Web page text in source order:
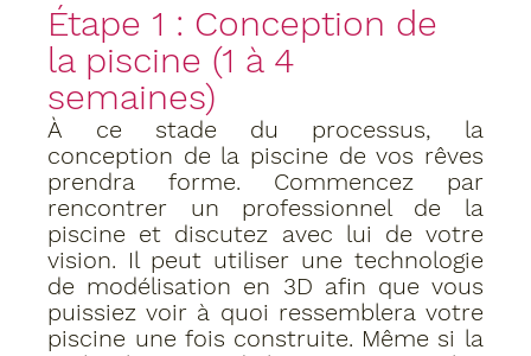
Étape 1 : Conception de
la piscine (1 à 4
semaines)
À ce stade du processus, la
conception de la piscine de vos rêves
prendra forme. Commencez par
rencontrer un professionnel de la
piscine et discutez avec lui de votre
vision. Il peut utiliser une technologie
de modélisation en 3D afin que vous
puissiez voir à quoi ressemblera votre
piscine une fois construite. Même si la